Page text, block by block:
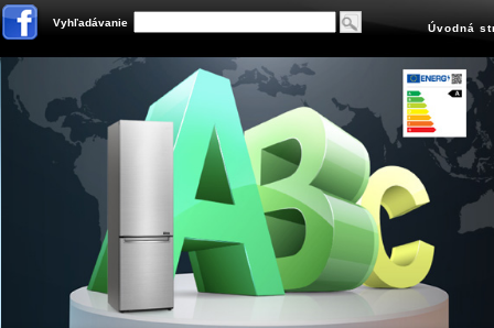
Vyhľadávanie Úvodná